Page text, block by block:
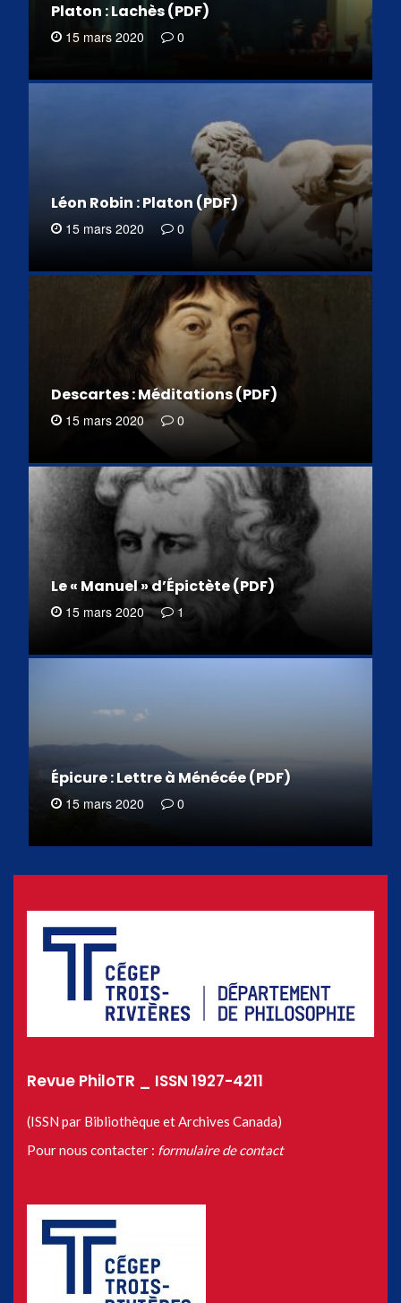
Platon : Lachès (PDF)
15 mars 2020 0
Léon Robin : Platon (PDF)
15 mars 2020 0
Descartes : Méditations (PDF)
15 mars 2020 0
Le « Manuel » d’Épictète (PDF)
15 mars 2020 1
Épicure : Lettre à Ménécée (PDF)
15 mars 2020 0
Revue PhiloTR _ ISSN 1927-4211
(ISSN par Bibliothèque et Archives Canada)
Pour nous contacter : formulaire de contact